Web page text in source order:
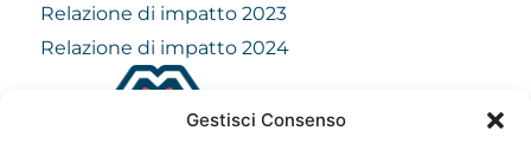
Gestisci Consenso
Relazione di impatto 2023
Relazione di impatto 2024